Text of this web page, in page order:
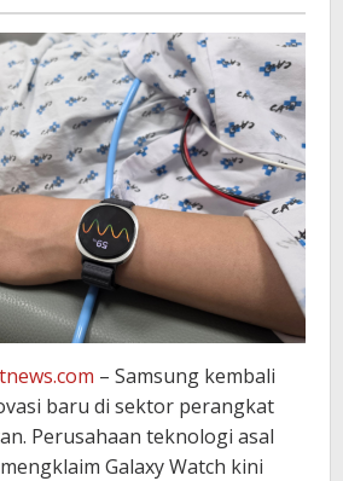
– Samsung kembali
baru di sektor perangkat
Perusahaan teknologi asal
Galaxy Watch kini